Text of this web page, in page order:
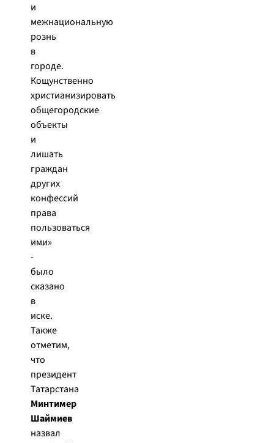
и
межнациональную
рознь
в
городе.
Кощунственно
христианизировать
общегородские
объекты
и
лишать
граждан
других
конфессий
права
пользоваться
ими»
-
было
сказано
в
иске.
Также
отметим,
что
президент
Татарстана
Минтимер
Шаймиев
назвал